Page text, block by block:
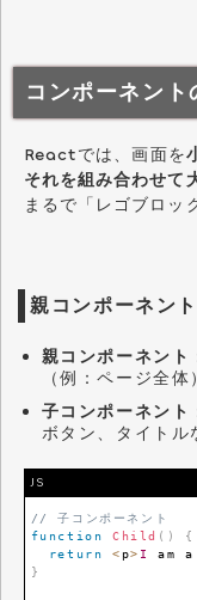
コンポーネン
Reactでは、画面を
それを組み合わせて
まるで「レゴブロッ
親コンポーネン
親コンポーネント
（例：ページ全体）
子コンポーネント
ボタン、タイトル
JS
// 子コンポーネント
function
Child ( )
{
return
< p> I am
}